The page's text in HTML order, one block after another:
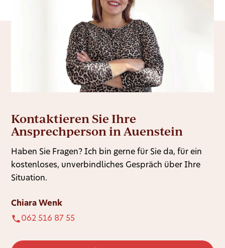
Kontaktieren Sie Ihre
Ansprechperson in Auenstein
Haben Sie Fragen? Ich bin gerne für Sie da, für ein
kostenloses, unverbindliches Gespräch über Ihre
Situation.
Chiara Wenk
062 516 87 55